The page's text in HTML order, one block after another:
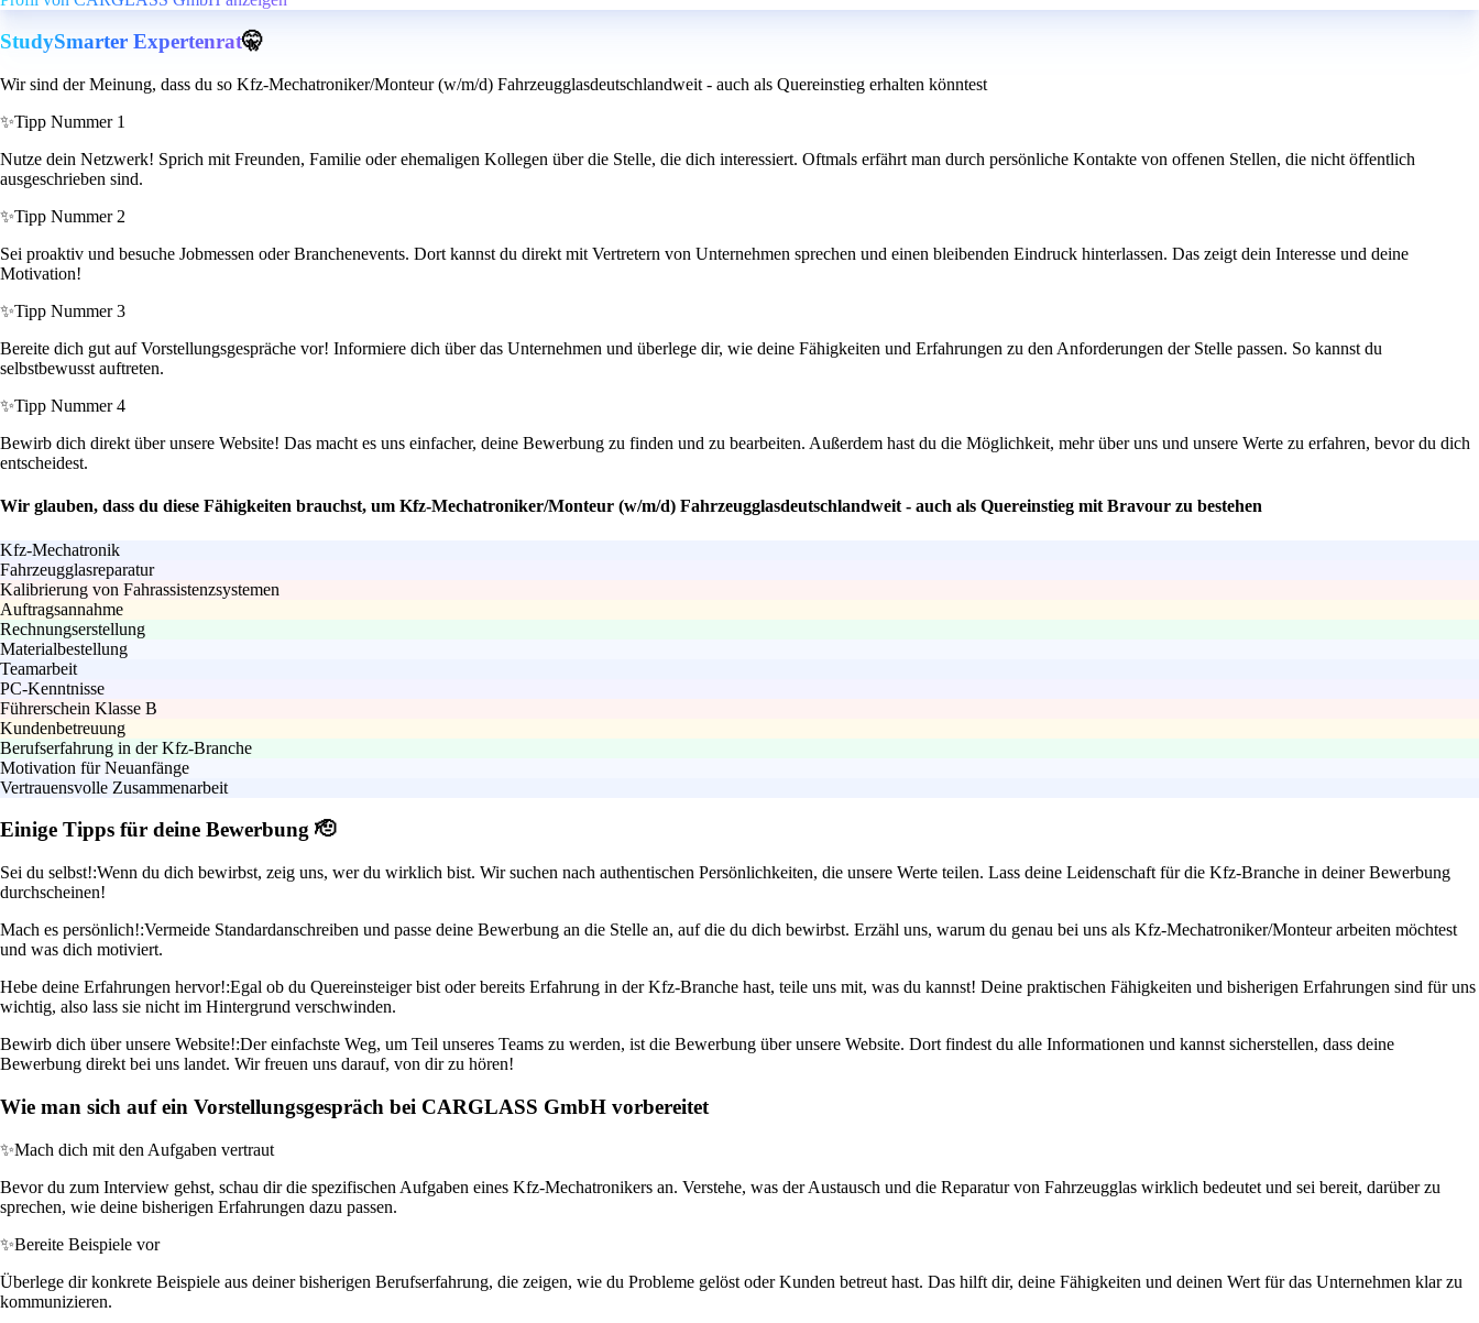
StudySmarter Expertenrat🤫
Wir sind der Meinung, dass du so Kfz-Mechatroniker/Monteur (w/m/d) Fahrzeugglasdeutschlandweit - auch als Quereinstieg erhalten könntest
✨Tipp Nummer 1
Nutze dein Netzwerk! Sprich mit Freunden, Familie oder ehemaligen Kollegen über die Stelle, die dich interessiert. Oftmals erfährt man durch persönliche Kontakte von offenen Stellen, die nicht öffentlich
ausgeschrieben sind.
✨Tipp Nummer 2
Sei proaktiv und besuche Jobmessen oder Branchenevents. Dort kannst du direkt mit Vertretern von Unternehmen sprechen und einen bleibenden Eindruck hinterlassen. Das zeigt dein Interesse und deine
Motivation!
✨Tipp Nummer 3
Bereite dich gut auf Vorstellungsgespräche vor! Informiere dich über das Unternehmen und überlege dir, wie deine Fähigkeiten und Erfahrungen zu den Anforderungen der Stelle passen. So kannst du
selbstbewusst auftreten.
✨Tipp Nummer 4
Bewirb dich direkt über unsere Website! Das macht es uns einfacher, deine Bewerbung zu finden und zu bearbeiten. Außerdem hast du die Möglichkeit, mehr über uns und unsere Werte zu erfahren, bevor du dich
entscheidest.
Wir glauben, dass du diese Fähigkeiten brauchst, um Kfz-Mechatroniker/Monteur (w/m/d) Fahrzeugglasdeutschlandweit - auch als Quereinstieg mit Bravour zu bestehen
Kfz-Mechatronik
Fahrzeugglasreparatur
Kalibrierung von Fahrassistenzsystemen
Auftragsannahme
Rechnungserstellung
Materialbestellung
Teamarbeit
PC-Kenntnisse
Führerschein Klasse B
Kundenbetreuung
Berufserfahrung in der Kfz-Branche
Motivation für Neuanfänge
Vertrauensvolle Zusammenarbeit
Einige Tipps für deine Bewerbung 🫡
Sei du selbst!:Wenn du dich bewirbst, zeig uns, wer du wirklich bist. Wir suchen nach authentischen Persönlichkeiten, die unsere Werte teilen. Lass deine Leidenschaft für die Kfz-Branche in deiner Bewerbung
durchscheinen!
Mach es persönlich!:Vermeide Standardanschreiben und passe deine Bewerbung an die Stelle an, auf die du dich bewirbst. Erzähl uns, warum du genau bei uns als Kfz-Mechatroniker/Monteur arbeiten möchtest
und was dich motiviert.
Hebe deine Erfahrungen hervor!:Egal ob du Quereinsteiger bist oder bereits Erfahrung in der Kfz-Branche hast, teile uns mit, was du kannst! Deine praktischen Fähigkeiten und bisherigen Erfahrungen sind für uns
wichtig, also lass sie nicht im Hintergrund verschwinden.
Bewirb dich über unsere Website!:Der einfachste Weg, um Teil unseres Teams zu werden, ist die Bewerbung über unsere Website. Dort findest du alle Informationen und kannst sicherstellen, dass deine
Bewerbung direkt bei uns landet. Wir freuen uns darauf, von dir zu hören!
Wie man sich auf ein Vorstellungsgespräch bei CARGLASS GmbH vorbereitet
✨Mach dich mit den Aufgaben vertraut
Bevor du zum Interview gehst, schau dir die spezifischen Aufgaben eines Kfz-Mechatronikers an. Verstehe, was der Austausch und die Reparatur von Fahrzeugglas wirklich bedeutet und sei bereit, darüber zu
sprechen, wie deine bisherigen Erfahrungen dazu passen.
✨Bereite Beispiele vor
Überlege dir konkrete Beispiele aus deiner bisherigen Berufserfahrung, die zeigen, wie du Probleme gelöst oder Kunden betreut hast. Das hilft dir, deine Fähigkeiten und deinen Wert für das Unternehmen klar zu
kommunizieren.